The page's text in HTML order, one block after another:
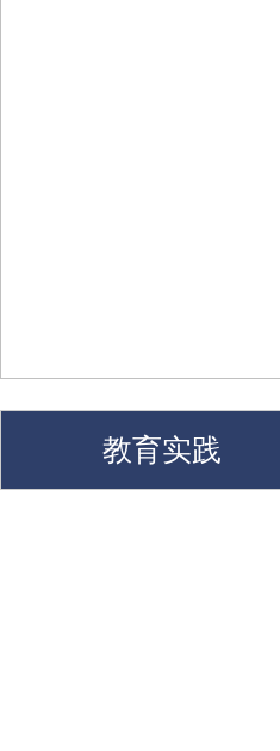
教育实践